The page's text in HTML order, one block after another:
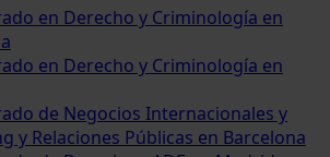
en Derecho y Criminología en
en Derecho y Criminología en
de Negocios Internacionales y
y Relaciones Públicas en Barcelona